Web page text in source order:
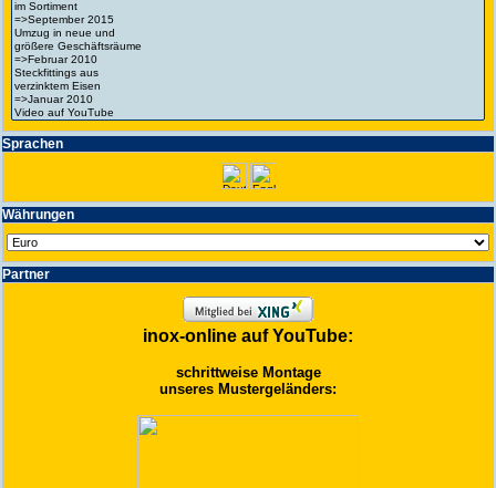
Spra­chen
Wäh­run­gen
Partner
inox-online auf YouTube:
schrittweise Montage
unseres Mustergeländers: